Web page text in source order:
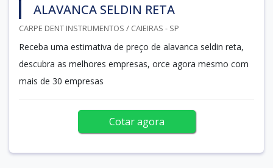
ALAVANCA SELDIN RETA
CARPE DENT INSTRUMENTOS / CAIEIRAS - SP
Receba uma estimativa de preço de alavanca seldin reta,
descubra as melhores empresas, orce agora mesmo com
mais de 30 empresas
Cotar agora